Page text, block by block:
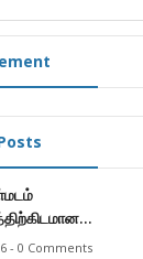
தொடர்பான
- 0 Comments